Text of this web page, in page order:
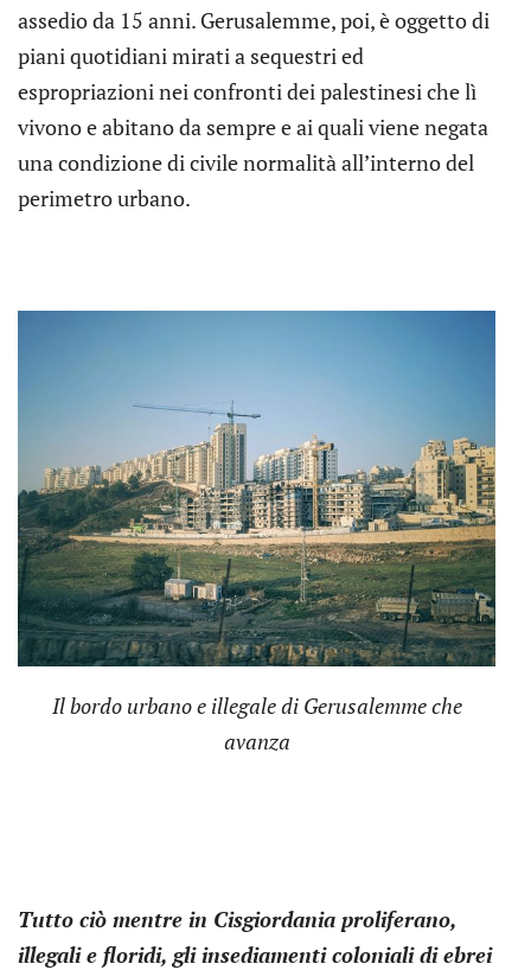
assedio da 15 anni. Gerusalemme, poi, è oggetto di
piani quotidiani mirati a sequestri ed
espropriazioni nei confronti dei palestinesi che lì
vivono e abitano da sempre e ai quali viene negata
una condizione di civile normalità all’interno del
perimetro urbano.
Il bordo urbano e illegale di Gerusalemme che
avanza
Tutto ciò mentre in Cisgiordania proliferano,
illegali e floridi, gli insediamenti coloniali di ebrei